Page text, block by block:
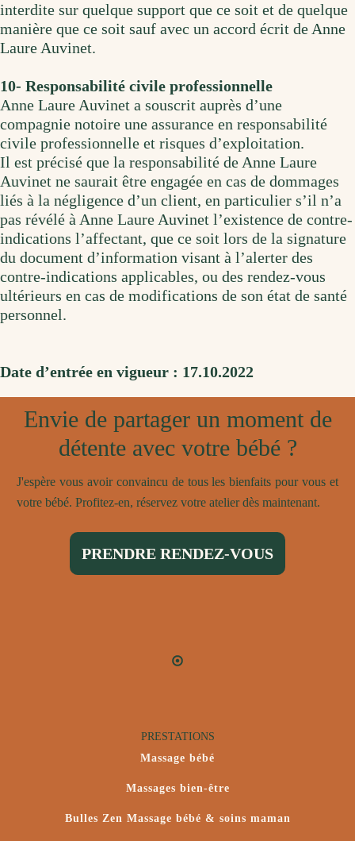
interdite sur quelque support que ce soit et de quelque
manière que ce soit sauf avec un accord écrit de Anne
Laure Auvinet.
10- Responsabilité civile professionnelle
Anne Laure Auvinet a souscrit auprès d’une
compagnie notoire une assurance en responsabilité
civile professionnelle et risques d’exploitation.
Il est précisé que la responsabilité de Anne Laure
Auvinet ne saurait être engagée en cas de dommages
liés à la négligence d’un client, en particulier s’il n’a
pas révélé à Anne Laure Auvinet l’existence de contre-
indications l’affectant, que ce soit lors de la signature
du document d’information visant à l’alerter des
contre-indications applicables, ou des rendez-vous
ultérieurs en cas de modifications de son état de santé
personnel.
Date d’entrée en vigueur : 17.10.2022
Envie de partager un moment de
détente avec votre bébé ?
J'espère vous avoir convaincu de tous les bienfaits pour vous et
votre bébé. Profitez-en, réservez votre atelier dès maintenant.
PRENDRE RENDEZ-VOUS
PRESTATIONS
Massage bébé
Massages bien-être
Bulles Zen Massage bébé & soins maman